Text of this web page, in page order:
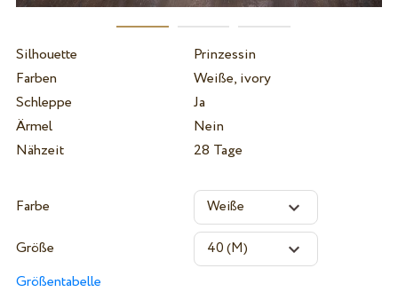
Silhouette
Prinzessin
Farben
Weiße, ivory
Schleppe
Ja
Ärmel
Nein
Nähzeit
28 Tage
Farbe
Größe
Größentabelle